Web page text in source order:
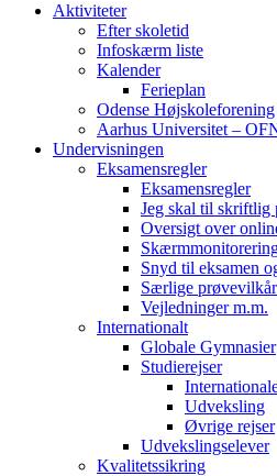
Aktiviteter
Efter skoletid
Infoskærm liste
Kalender
Ferieplan
Odense Højskoleforening
Aarhus Universitet –
Undervisningen
Eksamensregler
Eksamensregler
Jeg skal til
Oversigt over
Snyd til eksamen
Særlige
Vejledninger m.m.
Internationalt
Globale Gymnasier
Studierejser
Udveksling
Øvrige rejser
Udvekslingselever
Kvalitetssikring